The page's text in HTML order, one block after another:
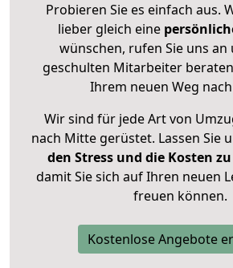
Probieren Sie es einfach aus.
lieber gleich eine
wünschen, rufen Sie uns an
geschulten Mitarbeiter
Ihrem neuen Weg
Wir sind für jede Art von
nach Mitte gerüstet. Lassen Sie
den Stress und die Kosten
damit Sie sich auf Ihren neuen
freuen können.
Kostenlose Angebote